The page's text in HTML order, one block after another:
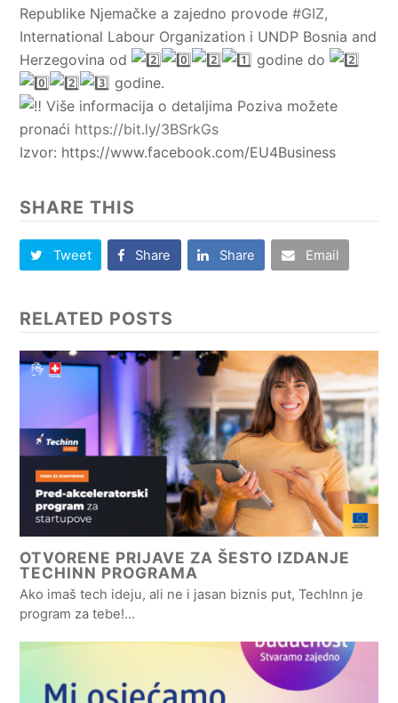
Republike Njemačke a zajedno provode#GIZ,
International Labour Organization i UNDP Bosnia and
Herzegovina od
godine do
godine.
Više informacija o detaljima Poziva možete
pronaći https://bit.ly/3BSrkGs
Izvor: https://www.facebook.com/EU4Business
SHARE THIS
Tweet Share Share Email
RELATED POSTS
OTVORENE PRIJAVE ZA ŠESTO IZDANJE
TECHINN PROGRAMA
Ako imaš tech ideju, ali ne i jasan biznis put, TechInn je
program za tebe!…